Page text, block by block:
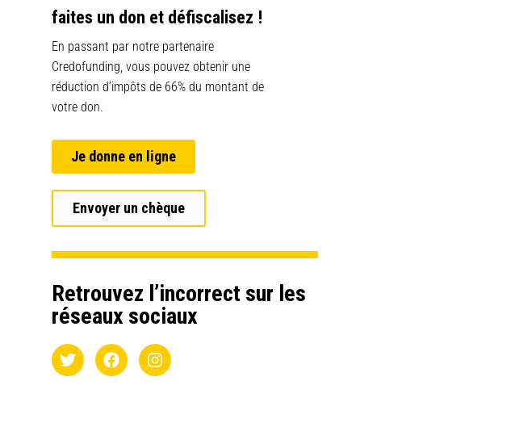
faites un don et défiscalisez !
En passant par notre partenaire
Credofunding, vous pouvez obtenir une
réduction d’impôts de 66% du montant de
votre don.
Je donne en ligne
Envoyer un chèque
Retrouvez l’incorrect sur les
réseaux sociaux